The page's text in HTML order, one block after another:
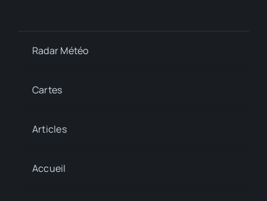
Radar Météo
Cartes
Articles
Accueil